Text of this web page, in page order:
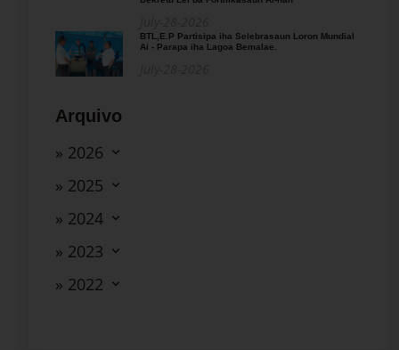
BTL,E.P Partisipa iha Selebrasaun Loron Mundial
Ai - Parapa iha Lagoa Bemalae.
Arquivo
» 2026
» 2025
» 2024
» 2023
» 2022